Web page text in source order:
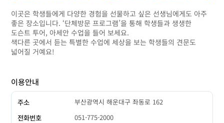
이곳은 학생들에게 다양한 경험을 선물하고 싶은 선생님에게도 아주
좋은 장소입니다. ‘단체방문 프로그램’을 통해 학생들과 생생한
도슨트 투어, 아세안 수업을 들어 보세요.
색다른 곳에서 듣는 특별한 수업에 세상을 보는 학생들의 견문도
넓어질 거예요!
이용안내
주소
부산광역시 해운대구 좌동로 162
전화번호
051-775-2000